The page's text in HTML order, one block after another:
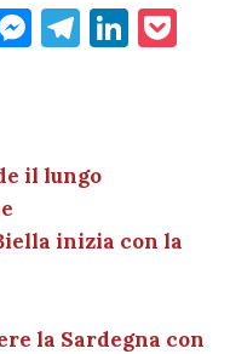
M
g
er
T
a
m
Li
il lungo
inizia con la
la Sardegna con